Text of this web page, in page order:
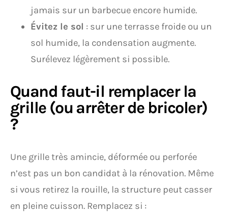
jamais sur un barbecue encore humide.
Évitez le sol : sur une terrasse froide ou un
sol humide, la condensation augmente.
Surélevez légèrement si possible.
Quand faut-il remplacer la
grille (ou arrêter de bricoler)
?
Une grille très amincie, déformée ou perforée
n’est pas un bon candidat à la rénovation. Même
si vous retirez la rouille, la structure peut casser
en pleine cuisson. Remplacez si :